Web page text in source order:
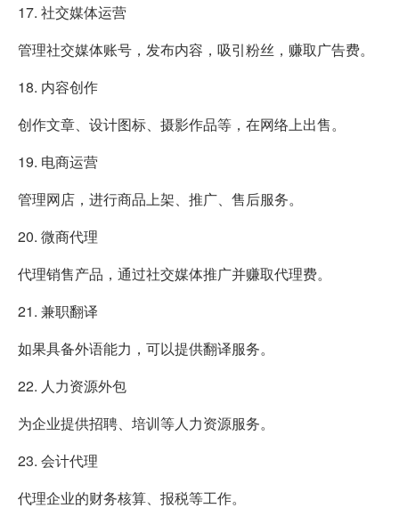
17. 社交媒体运营
管理社交媒体账号，发布内容，吸引粉丝，赚取广告费。
18. 内容创作
创作文章、设计图标、摄影作品等，在网络上出售。
19. 电商运营
管理网店，进行商品上架、推广、售后服务。
20. 微商代理
代理销售产品，通过社交媒体推广并赚取代理费。
21. 兼职翻译
如果具备外语能力，可以提供翻译服务。
22. 人力资源外包
为企业提供招聘、培训等人力资源服务。
23. 会计代理
代理企业的财务核算、报税等工作。